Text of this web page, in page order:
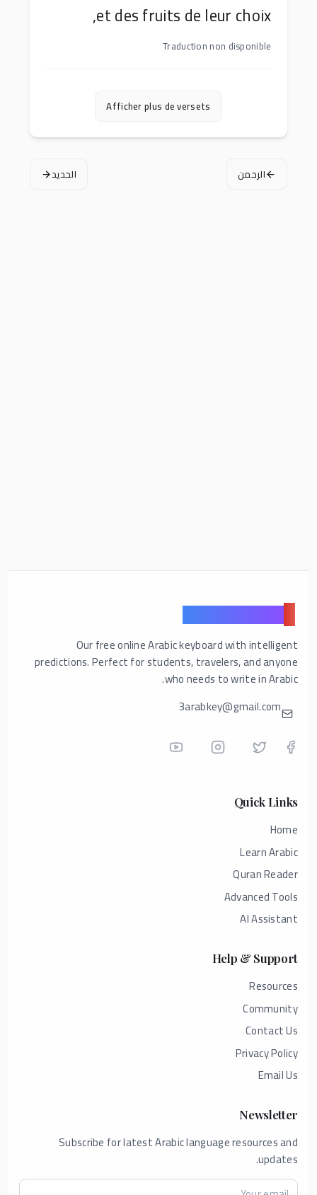
et des fruits de leur choix,
Traduction non disponible
Afficher plus de versets
الرحمن الحديد
ع
Our free online Arabic keyboard with intelligent
predictions. Perfect for students, travelers, and anyone
who needs to write in Arabic.
3arabkey@gmail.com
Quick Links
Home
Learn Arabic
Quran Reader
Advanced Tools
AI Assistant
Help & Support
Resources
Community
Contact Us
Privacy Policy
Email Us
Newsletter
Subscribe for latest Arabic language resources and
updates.